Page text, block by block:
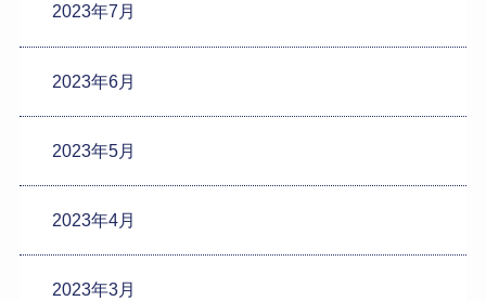
2023年7月
2023年6月
2023年5月
2023年4月
2023年3月